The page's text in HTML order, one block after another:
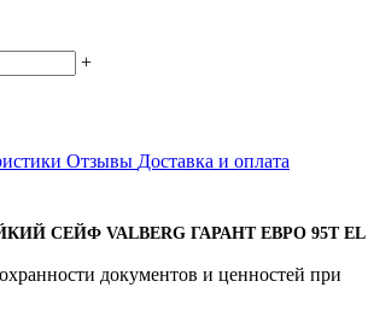
+
Отзывы Доставка и оплата
СЕЙФ VALBERG ГАРАНТ ЕВРО 95T EL
документов и ценностей при